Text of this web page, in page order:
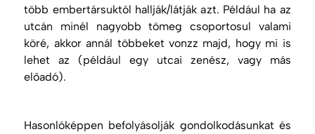
több embertársuktól hallják/látják azt. Például ha az
utcán minél nagyobb tömeg csoportosul valami
köré, akkor annál többeket vonzz majd, hogy mi is
lehet az (például egy utcai zenész, vagy más
előadó).
Hasonlóképpen befolyásolják gondolkodásunkat és